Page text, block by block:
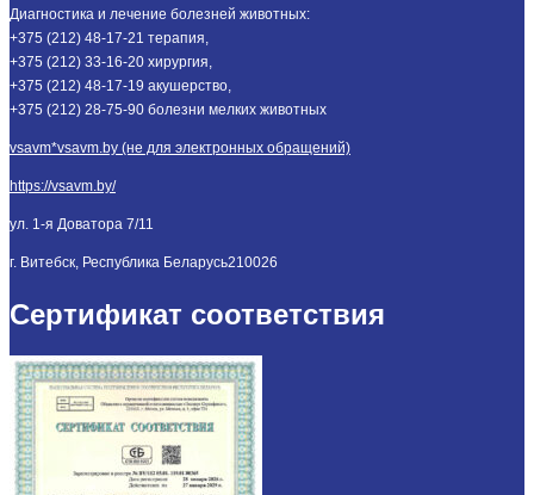
Диагностика и лечение болезней животных:
+375 (212) 48-17-21 терапия,
+375 (212) 33-16-20 хирургия,
+375 (212) 48-17-19 акушерство,
+375 (212) 28-75-90 болезни мелких животных
vsavm*vsavm.by (не для электронных обращений)
https://vsavm.by/
ул. 1-я Доватора 7/11
г. Витебск, Республика Беларусь210026
Сертификат соответствия